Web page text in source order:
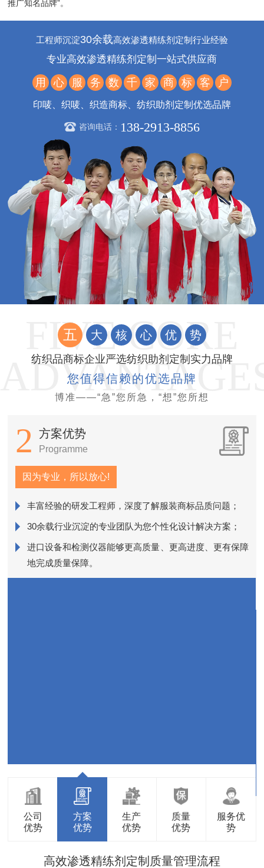
推广知名品牌”。
工程师沉淀30余载高效渗透精练剂定制行业经验
专业高效渗透精练剂定制一站式供应商
用 心 服 务 数 千 家 商 标 客 户
印唛、织唛、织造商标、纺织助剂定制优选品牌
咨询电话： 138-2913-8856
五 大 核 心 优 势
纺织品商标企业严选纺织助剂定制实力品牌
您值得信赖的优选品牌
博准——“急”您所急，“想”您所想
2 方案优势
Programme
因为专业，所以放心!
丰富经验的研发工程师，深度了解服装商标品质问题；
30余载行业沉淀的专业团队为您个性化设计解决方案；
进口设备和检测仪器能够更高质量、更高进度、更有保障
地完成质量保障。
公司
优势
方案
优势
生产
优势
质量
优势
服务优
势
高效渗透精练剂定制质量管理流程